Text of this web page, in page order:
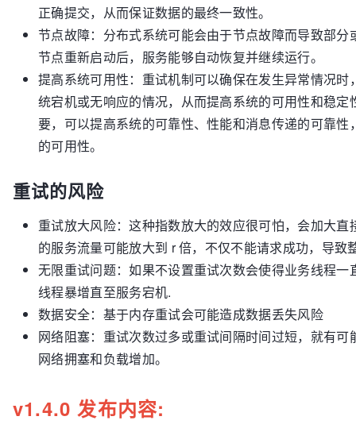
正确提交，从而保证数据的最终一致性。
节点故障：分布式系统可能会由于节点故障而导致部
节点重新启动后，服务能够自动恢复并继续运行。
提高系统可用性：重试机制可以确保在发生异常情况
统宕机或无响应的情况，从而提高系统的可用性和稳
要，可以提高系统的可靠性、性能和消息传递的可靠
的可用性。
重试的风险
重试放大风险：这种指数放大的效应很可怕，会加大
的服务流量可能放大到 r 倍，不仅不能请求成功，导
无限重试问题：如果不设置重试次数会使得业务线程
线程暴增直至服务宕机.
数据安全：基于内存重试会可能造成数据丢失风险
网络阻塞：重试次数过多或重试间隔时间过短，就有
网络拥塞和负载增加。
v1.4.0 发布内容: